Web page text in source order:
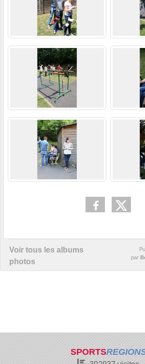
Voir tous les albums
photos
par
SPORTS